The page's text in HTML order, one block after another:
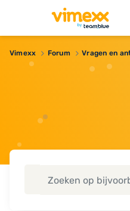
Vimexx Forum Vragen en